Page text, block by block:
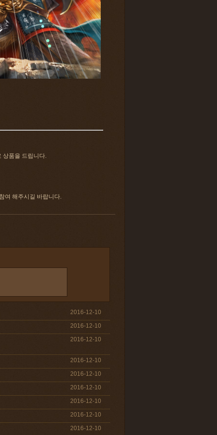
상품을 드립니다.
여 해주시길 바랍니다.
2016-12-10
2016-12-10
2016-12-10
2016-12-10
2016-12-10
2016-12-10
2016-12-10
2016-12-10
2016-12-10